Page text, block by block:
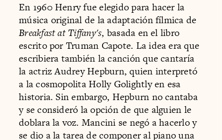
En 1960 Henry fue elegido para hacer la
música original de la adaptación fílmica de
Breakfast at Tiffany's, basada en el libro
escrito por Truman Capote. La idea era que
escribiera también la canción que cantaría
la actriz Audrey Hepburn, quien interpretó
a la cosmopolita Holly Golightly en esa
historia. Sin embargo, Hepburn no cantaba
y se consideró la opción de que alguien le
doblara la voz. Mancini se negó a hacerlo y
se dio a la tarea de componer al piano una